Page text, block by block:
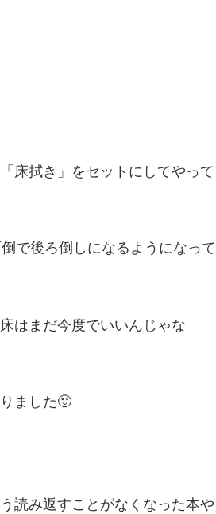
床拭き」をセットにしてやって
で後ろ倒しになるようになって
はまだ今度でいいんじゃな
ました🙂
読み返すことがなくなった本や